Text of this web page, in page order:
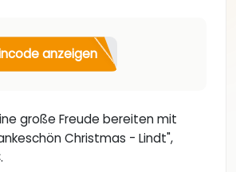
anzeigen
große Freude bereiten mit
Christmas - Lindt",